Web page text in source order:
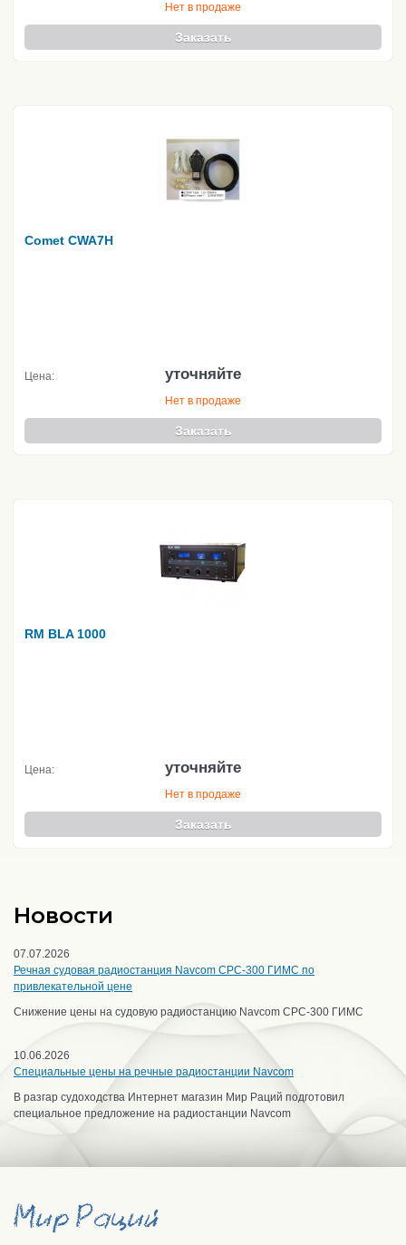
Нет в продаже
Заказать
Comet CWA7H
Цена: уточняйте
Нет в продаже
Заказать
RM BLA 1000
Цена: уточняйте
Нет в продаже
Заказать
Новости
07.07.2026
Речная судовая радиостанция Navcom CPC-300 ГИМС по
привлекательной цене
Снижение цены на судовую радиостанцию Navcom CPC-300 ГИМС
10.06.2026
Специальные цены на речные радиостанции Navcom
В разгар судоходства Интернет магазин Мир Раций подготовил
специальное предложение на радиостанции Navcom